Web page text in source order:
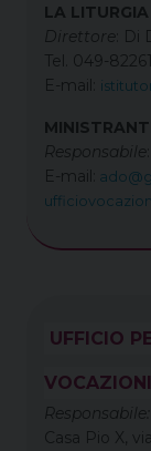
LA
Direttore :
Tel. 049-
E-mail:
Responsabile
E-mail:
UFFICIO
VOCAZIONI
Responsabile:
Casa Pio X,